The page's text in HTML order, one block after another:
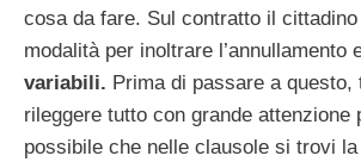
cosa da fare. Sul contratto il
modalità per inoltrare l’annullamento
variabili. Prima di passare a
rileggere tutto con grande attenzione
possibile che nelle clausole si trovi